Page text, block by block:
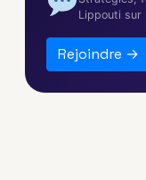
Lippouti sur
Rejoindre →